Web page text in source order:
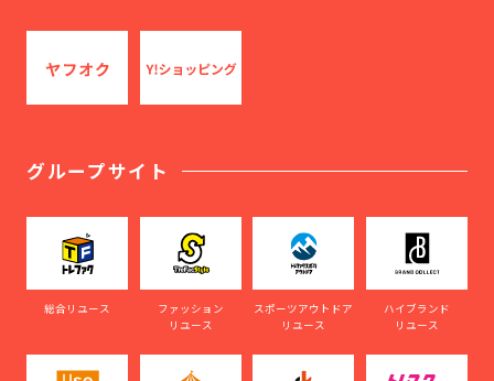
グループサイト
総合リユース
ファッション
リユース
スポーツアウトドア
リユース
ハイブランド
リユース